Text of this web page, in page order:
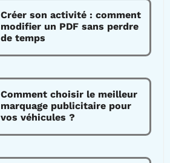
Créer son activité : comment
modifier un PDF sans perdre
de temps
Comment choisir le meilleur
marquage publicitaire pour
vos véhicules ?